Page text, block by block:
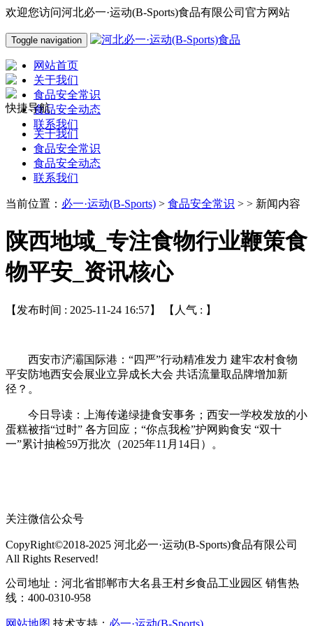
欢迎您访问河北必一·运动(B-Sports)食品有限公司官方网站
Toggle navigation
网站首页
关于我们
食品安全常识
食品安全动态
联系我们
快捷导航
关于我们
食品安全常识
食品安全动态
联系我们
当前位置： 必一·运动(B-Sports) > 食品安全常识 > > 新闻内容
陕西地域_专注食物行业鞭策食
物平安_资讯核心
【发布时间 : 2025-11-24 16:57】 【人气 : 】
西安市浐灞国际港：“四严”行动精准发力 建牢农村食物
平安防地西安会展业立异成长大会 共话流量取品牌增加新
径？。
今日导读：上海传递绿捷食安事务；西安一学校发放的小
蛋糕被指“过时” 各方回应；“你点我检”护网购食安 “双十
一”累计抽检59万批次（2025年11月14日）。
关注微信公众号
CopyRight©2018-2025 河北必一·运动(B-Sports)食品有限公司
All Rights Reserved!
公司地址：河北省邯郸市大名县王村乡食品工业园区 销售热
线：400-0310-958
网站地图 技术支持： 必一·运动(B-Sports)